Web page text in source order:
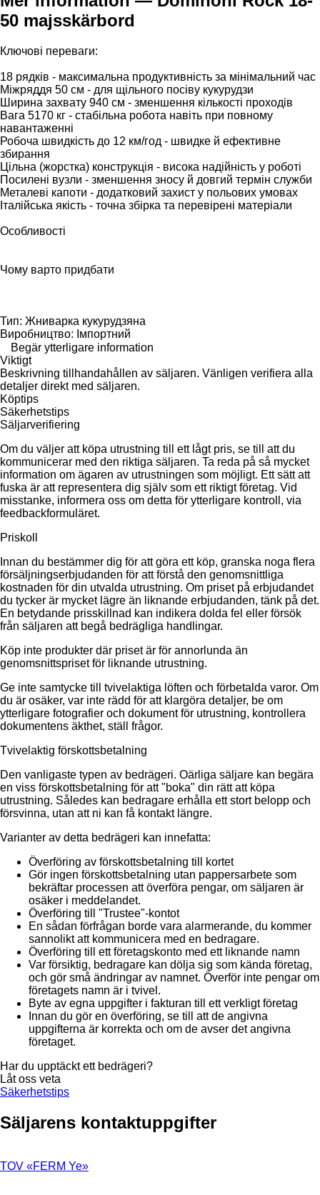
50 majsskärbord
Ключові переваги:
18 рядків - максимальна продуктивність за мінімальний час
Міжряддя 50 см - для щільного посіву кукурудзи
Ширина захвату 940 см - зменшення кількості проходів
Вага 5170 кг - стабільна робота навіть при повному
навантаженні
Робоча швидкість до 12 км/год - швидке й ефективне
збирання
Цільна (жорстка) конструкція - висока надійність у роботі
Посилені вузли - зменшення зносу й довгий термін служби
Металеві капоти - додатковий захист у польових умовах
Італійська якість - точна збірка та перевірені матеріали
Особливості
Чому варто придбати
Тип: Жниварка кукурудзяна
Виробництво: Імпортний
Begär ytterligare information
Viktigt
Beskrivning tillhandahållen av säljaren. Vänligen verifiera alla
detaljer direkt med säljaren.
Köptips
Säkerhetstips
Säljarverifiering
Om du väljer att köpa utrustning till ett lågt pris, se till att du
kommunicerar med den riktiga säljaren. Ta reda på så mycket
information om ägaren av utrustningen som möjligt. Ett sätt att
fuska är att representera dig själv som ett riktigt företag. Vid
misstanke, informera oss om detta för ytterligare kontroll, via
feedbackformuläret.
Priskoll
Innan du bestämmer dig för att göra ett köp, granska noga flera
försäljningserbjudanden för att förstå den genomsnittliga
kostnaden för din utvalda utrustning. Om priset på erbjudandet
du tycker är mycket lägre än liknande erbjudanden, tänk på det.
En betydande prisskillnad kan indikera dolda fel eller försök
från säljaren att begå bedrägliga handlingar.
Köp inte produkter där priset är för annorlunda än
genomsnittspriset för liknande utrustning.
Ge inte samtycke till tvivelaktiga löften och förbetalda varor. Om
du är osäker, var inte rädd för att klargöra detaljer, be om
ytterligare fotografier och dokument för utrustning, kontrollera
dokumentens äkthet, ställ frågor.
Tvivelaktig förskottsbetalning
Den vanligaste typen av bedrägeri. Oärliga säljare kan begära
en viss förskottsbetalning för att "boka" din rätt att köpa
utrustning. Således kan bedragare erhålla ett stort belopp och
försvinna, utan att ni kan få kontakt längre.
Varianter av detta bedrägeri kan innefatta:
Överföring av förskottsbetalning till kortet
Gör ingen förskottsbetalning utan pappersarbete som
bekräftar processen att överföra pengar, om säljaren är
osäker i meddelandet.
Överföring till "Trustee"-kontot
En sådan förfrågan borde vara alarmerande, du kommer
sannolikt att kommunicera med en bedragare.
Överföring till ett företagskonto med ett liknande namn
Var försiktig, bedragare kan dölja sig som kända företag,
och gör små ändringar av namnet. Överför inte pengar om
företagets namn är i tvivel.
Byte av egna uppgifter i fakturan till ett verkligt företag
Innan du gör en överföring, se till att de angivna
uppgifterna är korrekta och om de avser det angivna
företaget.
Har du upptäckt ett bedrägeri?
Låt oss veta
Säkerhetstips
Säljarens kontaktuppgifter
TOV «FERM Ye»